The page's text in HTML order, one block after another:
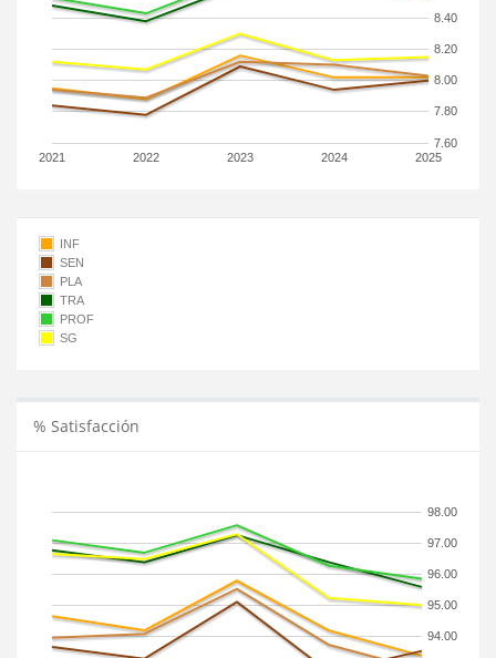
2021 2022 2023 2024 2025
7.60
7.80
8.00
8.20
8.40
INF
SEN
PLA
TRA
PROF
SG
% Satisfacción
94.00
95.00
96.00
97.00
98.00